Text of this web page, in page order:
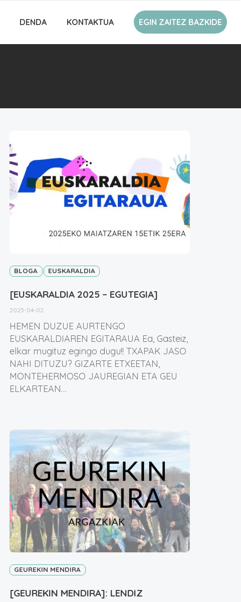
DENDA KONTAKTUA EGIN ZAITEZ BAZKIDE
BLOGA EUSKARALDIA
[EUSKARALDIA 2025 – EGUTEGIA]
2025-04-02
HEMEN DUZUE AURTENGO
EUSKARALDIAREN EGITARAUA Ea, Gasteiz,
elkar mugituz egingo dugu!! TXAPAK JASO
NAHI DITUZU? GIZARTE ETXEETAN,
MONTEHERMOSO JAUREGIAN ETA GEU
ELKARTEAN…
GEUREKIN MENDIRA
[GEUREKIN MENDIRA]: LENDIZ